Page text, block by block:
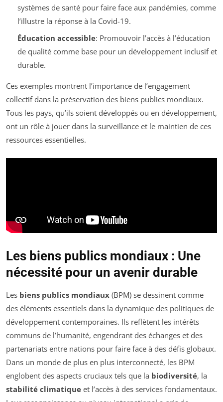
systèmes de santé pour faire face aux pandémies, comme
l’illustre la réponse à la Covid-19.
Éducation accessible: Promouvoir l’accès à l’éducation
de qualité comme base pour un développement inclusif et
durable.
Ces exemples montrent l’importance de l’engagement
collectif dans la préservation des biens publics mondiaux.
Tous les pays, qu’ils soient développés ou en développement,
ont un rôle à jouer dans la surveillance et le maintien de ces
ressources essentielles.
Les biens publics mondiaux : Une
nécessité pour un avenir durable
Les biens publics mondiaux (BPM) se dessinent comme
des éléments essentiels dans la dynamique des politiques de
développement contemporaines. Ils reflètent les intérêts
communs de l’humanité, engendrant des échanges et des
partenariats entre nations pour faire face à des défis globaux.
Dans un monde de plus en plus interconnecté, les BPM
englobent des aspects cruciaux tels que la biodiversité, la
stabilité climatique et l’accès à des services fondamentaux.